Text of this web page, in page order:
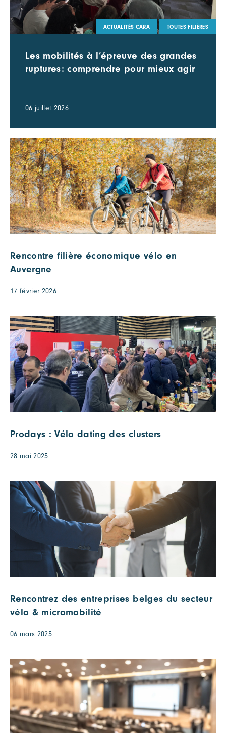
ACTUALITÉS CARA TOUTES FILIÈRES
Les mobilités à l’épreuve des grandes
ruptures: comprendre pour mieux agir
06 juillet 2026
Rencontre filière économique vélo en
Auvergne
17 février 2026
Prodays : Vélo dating des clusters
28 mai 2025
Rencontrez des entreprises belges du secteur
vélo & micromobilité
06 mars 2025